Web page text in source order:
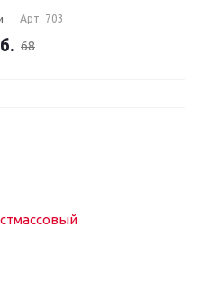
Арт. 703
68